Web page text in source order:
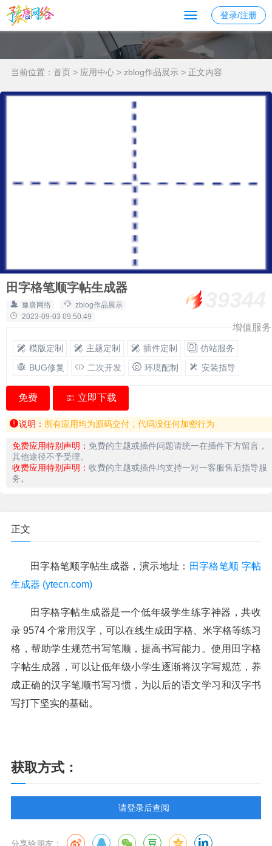
登录/注册
当前位置： 首页 > 应用中心 > zblog作品展示 > 正文内容
田字格笔顺字帖生成器
豫唐网络
zblog作品展示
2023-09-03 09:50:49
增值服务
模版定制 主题定制 插件定制
仿站服务
BUG修复
二次开发 环境配制 安装指导
免费 立即下载
说明： 所有应用均为源码交付，代码没任何加密行为
免费应用特别声明： 免费的主题或插件问题请统一在插件下方留言，
其他途径不予受理。
收费应用特别声明： 收费的主题或插件均支持一对一客服售后指导服
务。
正文
田字格笔顺字帖生成器，演示地址： 田字格笔顺 字帖
生成器 (ytecn.com)
田字格字帖生成器是一个低年级学生练字神器，共收
录 9574 个常用汉字，可以在线生成田字格、米字格等练习
格，帮助学生规范书写笔顺，提高书写能力。使用田字格
字帖生成器，可以让低年级小学生逐渐将汉字写规范，养
成正确的汉字笔顺书写习惯，为以后的语文学习和汉字书
写打下坚实的基础。
获取方式：
请登录后查阅
分享给朋友：